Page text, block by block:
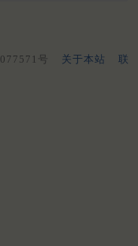
号 关于本站
联